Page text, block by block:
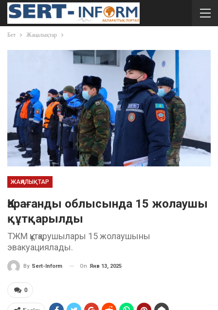
Бет Жаңалықтар
ЖАҢАЛЫҚТАР
Қарағанды облысында 15 жолаушы
құтқарылды
ТЖМ құтқарушылары 15 жолаушыны
эвакуациялады.
By Sert-Inform On Янв 13, 2025
0